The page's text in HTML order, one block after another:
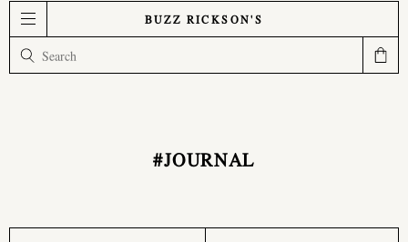
BUZZ RICKSON'S
#JOURNAL